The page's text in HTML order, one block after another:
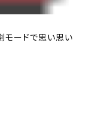
モードで思い思い